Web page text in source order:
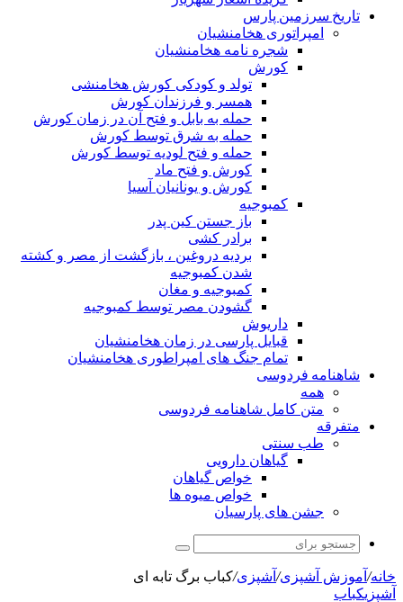
تاریخ سرزمین پارس
امپراتوری هخامنشیان
شجره نامه هخامنشیان
کورش
تولد و کودکی کورش هخامنشی
همسر و فرزندان کورش
حمله به بابل و فتح آن در زمان کورش
حمله به شرق توسط کورش
حمله و فتح لودیه توسط کورش
کورش و فتح ماد
کورش و یونانیان آسیا
کمبوجیه
باز جستن کین پدر
برادر کشی
بردیه دروغین ، بازگشت از مصر و کشته
شدن کمبوجیه
کمبوجیه و مغان
گشودن مصر توسط کمبوجیه
داریوش
قبایل پارسی در زمان هخامنشیان
تمام جنگ های امپراطوری هخامنشیان
شاهنامه فردوسی
همه
متن کامل شاهنامه فردوسی
متفرقه
طب سنتی
گیاهان دارویی
خواص گیاهان
خواص میوه ها
جشن های پارسیان
جستجو
برای
خانه/ آموزش آشپزی/ آشپزی/کباب برگ تابه ای
آشپزیکباب